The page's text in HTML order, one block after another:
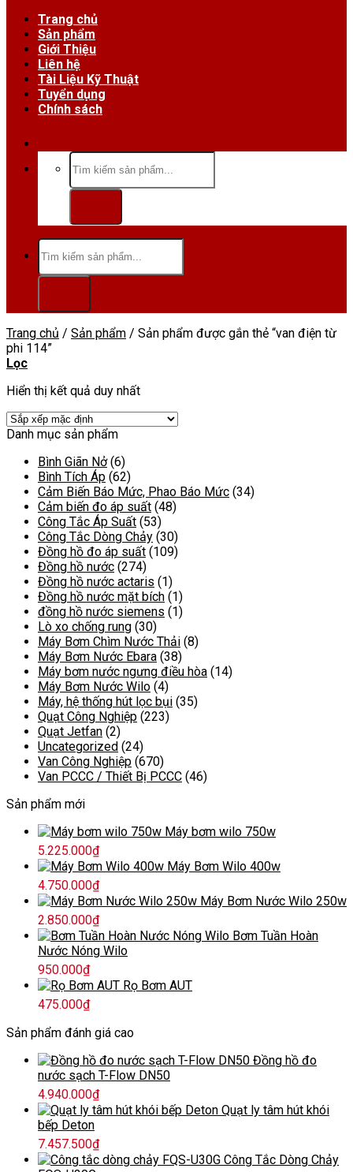
Trang chủ
Sản phẩm
Giới Thiệu
Liên hệ
Tài Liệu Kỹ Thuật
Tuyển dụng
Chính sách
Tìm
kiếm:
Tìm
kiếm:
Trang chủ / Sản phẩm / Sản phẩm được gắn thẻ “van điện từ
phi 114”
Lọc
Hiển thị kết quả duy nhất
Danh mục sản phẩm
Bình Giãn Nở (6)
Bình Tích Áp (62)
Cảm Biến Báo Mức, Phao Báo Mức (34)
Cảm biến đo áp suất (48)
Công Tắc Áp Suất (53)
Công Tắc Dòng Chảy (30)
Đồng hồ đo áp suất (109)
Đồng hồ nước (274)
Đồng hồ nước actaris (1)
Đồng hồ nước mặt bích (1)
đồng hồ nước siemens (1)
Lò xo chống rung (30)
Máy Bơm Chìm Nước Thải (8)
Máy Bơm Nước Ebara (38)
Máy bơm nước ngưng điều hòa (14)
Máy Bơm Nước Wilo (4)
Máy, hệ thống hút lọc bụi (35)
Quạt Công Nghiệp (223)
Quạt Jetfan (2)
Uncategorized (24)
Van Công Nghiệp (670)
Van PCCC / Thiết Bị PCCC (46)
Sản phẩm mới
Máy bơm wilo 750w
5.225.000₫
Máy Bơm Wilo 400w
4.750.000₫
Máy Bơm Nước Wilo 250w
2.850.000₫
Bơm Tuần Hoàn
Nước Nóng Wilo
950.000₫
Rọ Bơm AUT
475.000₫
Sản phẩm đánh giá cao
Đồng hồ đo
nước sạch T-Flow DN50
4.940.000₫
Quạt ly tâm hút khói
bếp Deton
7.457.500₫
Công Tắc Dòng Chảy